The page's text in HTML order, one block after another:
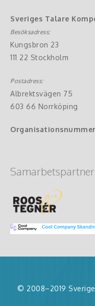
Sveriges Talare
Besöksadress:
Kungsbron 23
111 22 Stockholm
Postadress:
Albrektsvägen 75
603 66 Norrköping
Organisationsnummer
© 2008–2019